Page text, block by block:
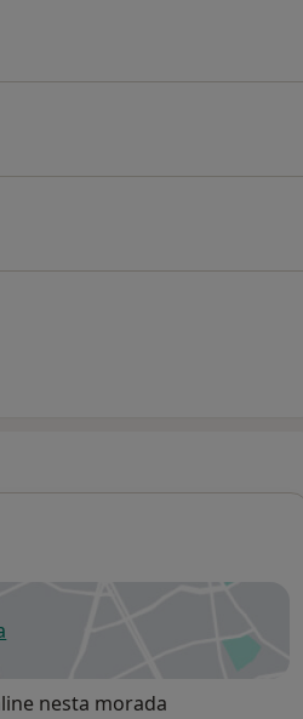
novo separador
nesta morada